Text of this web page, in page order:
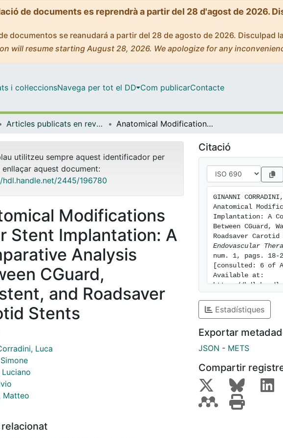
de documents es reprendrà a partir del 28 d'agost de 2026.
documentos se reanudará a partir del 28 de agosto de 2026. Disculpad
will resume starting August 28, 2026. We apologize for any
i col·leccionsNavega per tot el DD Com publicarContacte
Articles publicats en revistes (Matemàtiques i Informàtica) Anatomical Modifications After Stent Implantation: A Comparative Analysis Between CGuard, Wallstent, and Roadsaver Carotid Stents
utilitzeu sempre aquest identificador per
aquest document:
2445/196780
Modifications
Stent Implantation: A
Analysis
CGuard,
and Roadsaver
Stents
Luca
Matteo
Citació
GINANNI
Anatomical
Implantation: A
Between CGuard,
Roadsaver
Endovascular
num. 1, pags. 18-
[consulted: 6 of
Available at:
https://
Estadístiques
Exportar
JSON - METS
Compartir